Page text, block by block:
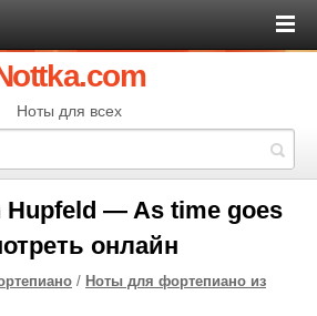
Ноты для всех
— As time goes
онлайн
/ Ноты для фортепиано из